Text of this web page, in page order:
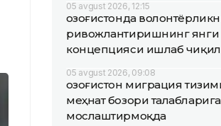
05 avgust 2026, 12:15
Қозоғистонда
ривожлантиришнинг янги
концепцияси ишлаб
05 avgust 2026, 09:08
Қозоғистон миграция
меҳнат бозори талабларига
мослаштирмоқда